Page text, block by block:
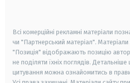
Всі комерційні рекламні матеріали
чи "Партнерський матеріал".
"Позиція" відображають позицію
не поділяти їхніх поглядів.
цитування можна ознайомитись в